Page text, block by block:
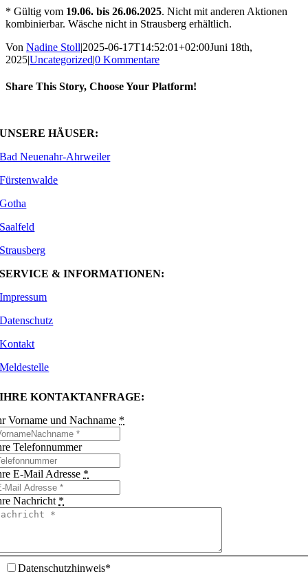
* Gültig vom 19.06. bis 26.06.2025. Nicht mit anderen Aktionen
kombinierbar. Wäsche nicht in Strausberg erhältlich.
Von Nadine Stoll|2025-06-17T14:52:01+02:00Juni 18th,
2025|Uncategorized|0 Kommentare
Share This Story, Choose Your Platform!
UNSERE HÄUSER:
Bad Neuenahr-Ahrweiler
Fürstenwalde
Gotha
Saalfeld
Strausberg
SERVICE & INFORMATIONEN:
Impressum
Datenschutz
Kontakt
Meldestelle
IHRE KONTAKTANFRAGE:
Vorname und Nachname *
Telefonnummer
E-Mail Adresse *
Nachricht *
Datenschutzhinweis*